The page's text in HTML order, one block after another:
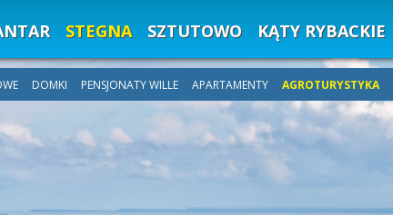
STEGNA SZTUTOWO KĄTY RYBACKIE
DOMKI PENSJONATY WILLE APARTAMENTY AGROTURYSTYKA